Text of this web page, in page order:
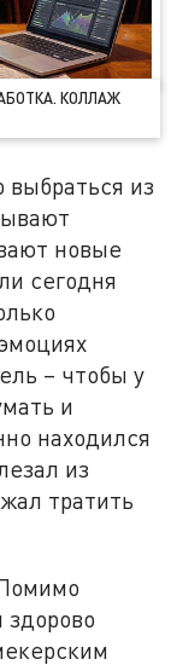
КОЛЛАЖ
из
новые
сегодня
– чтобы у
и
находился
из
тратить